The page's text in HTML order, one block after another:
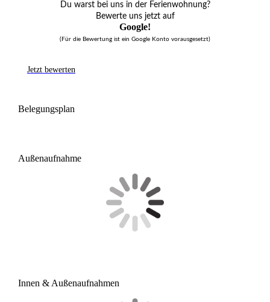
Du warst bei uns in der Ferienwohnung?
Bewerte uns jetzt auf
Google!
(Für die Bewertung ist ein Google Konto vorausgesetzt)
Jetzt bewerten
Belegungsplan
Außenaufnahme
Innen & Außenaufnahmen